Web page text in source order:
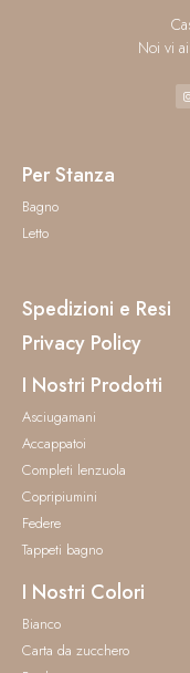
Noi vi
Per Stanza
Bagno
Letto
Spedizioni e Resi
Privacy Policy
I Nostri Prodotti
Asciugamani
Accappatoi
Completi lenzuola
Copripiumini
Federe
Tappeti bagno
I Nostri Colori
Bianco
Carta da zucchero